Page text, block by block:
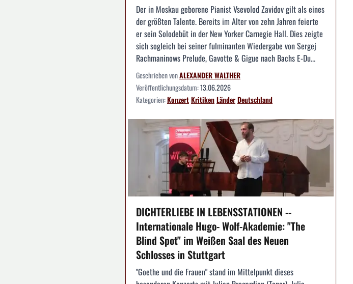
Der in Moskau geborene Pianist Vsevolod Zavidov gilt als eines
der größten Talente. Bereits im Alter von zehn Jahren feierte
er sein Solodebüt in der New Yorker Carnegie Hall. Dies zeigte
sich sogleich bei seiner fulminanten Wiedergabe von Sergej
Rachmaninows Prelude, Gavotte & Gigue nach Bachs E-Du...
Geschrieben vonALEXANDER WALTHER
Veröffentlichungsdatum:13.06.2026
Kategorien:KonzertKritikenLänderDeutschland
DICHTERLIEBE IN LEBENSSTATIONEN --
Internationale Hugo- Wolf-Akademie: "The
Blind Spot" im Weißen Saal des Neuen
Schlosses in Stuttgart
"Goethe und die Frauen" stand im Mittelpunkt dieses